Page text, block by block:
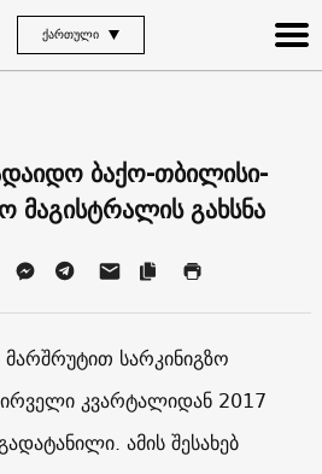
ᲥᲐᲠᲗᲣᲚᲘ
ბაქო-თბილისი-
მაგისტრალის გახსნა
სარკინიგზო
კვარტალიდან 2017
ამის შესახებ